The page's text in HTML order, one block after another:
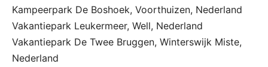
Kampeerpark De Boshoek, Voorthuizen, Nederland
Vakantiepark Leukermeer, Well, Nederland
Vakantiepark De Twee Bruggen, Winterswijk Miste,
Nederland